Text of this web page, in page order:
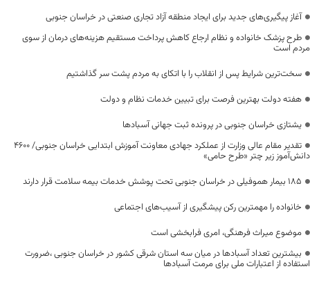
آغاز پیگیری‌های جدید برای ایجاد منطقه آزاد تجاری صنعتی در خراسان جنوبی
طرح پزشک خانواده و نظام ارجاع کاهش پرداخت مستقیم هزینه‌های درمان از سوی
مردم است
سخت‌ترین شرایط پس از انقلاب را با اتکای به مردم پشت سر گذاشتیم
هفته دولت بهترین فرصت برای تبیین خدمات نظام و دولت
یشتازی خراسان جنوبی در پرونده ثبت جهانی آسبادها
تقدیر مقام عالی وزارت از عملکرد جهادی معاونت آموزش ابتدایی خراسان جنوبی/ ۴۶۰۰
دانش‌آموز زیر چتر «طرح حامی»
۱۸۵ بیمار هموفیلی در خراسان جنوبی تحت پوشش خدمات بیمه سلامت قرار دارند
خانواده را مهمترین رکن پیشگیری از آسیب‌های اجتماعی
موضوع میراث فرهنگی، امری فرابخشی است
بیشترین تعداد آسبادها در میان سه استان شرقی کشور در خراسان جنوبی ،ضرورت
استفاده از اعتبارات ملی برای مرمت آسبادها